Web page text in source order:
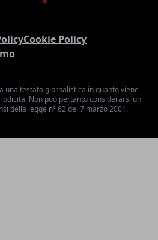
Cookie Policy
una testata giornalistica in quanto viene
Non può pertanto considerarsi un
della legge n° 62 del 7 marzo 2001.